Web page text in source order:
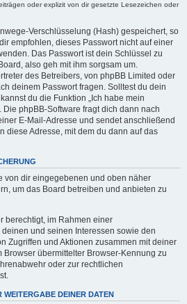
oder explizit von dir gesetzte Lesezeichen oder
Verschlüsselung (Hash) gespeichert, so
empfohlen, dieses Passwort nicht auf einer
Das Passwort ist dein Schlüssel zu
also geh mit ihm sorgsam um.
des Betreibers, von phpBB Limited oder
deinem Passwort fragen. Solltest du dein
du die Funktion „Ich habe mein
Die phpBB-Software fragt dich dann nach
E-Mail-Adresse und sendet anschließend
diese Adresse, mit dem du dann auf das
von dir eingegebenen und oben näher
um das Board betreiben und anbieten zu
berechtigt, im Rahmen einer
und seinen Interessen sowie den
Zugriffen und Aktionen zusammen mit deiner
Browser übermittelter Browser-Kennung zu
oder zur rechtlichen
DEINER DATEN